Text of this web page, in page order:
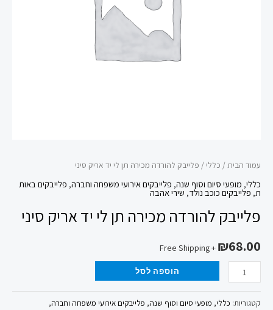
עמוד הבית/ כללי/ פלייבק להורדה מכירה תן לי יד אריק סיני
כללי, מופעי סיום וסוף שנה, פלייבקים אירועי משפחה וחברה, פלייבקים באות
ת, פלייבקים כוכב נולד, שירי אהבה
פלייבק להורדה מכירה תן לי יד אריק סיני
₪68.00
+ Free Shipping
הוספה לסל
קטגוריות: כללי, מופעי סיום וסוף שנה, פלייבקים אירועי משפחה וחברה,